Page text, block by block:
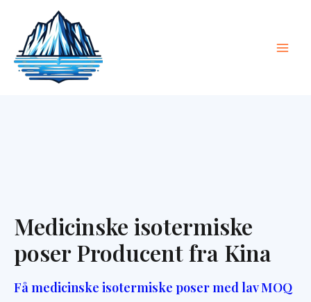
indhold
Medicinske isotermiske
poser Producent fra Kina
Få medicinske isotermiske poser med lav MOQ